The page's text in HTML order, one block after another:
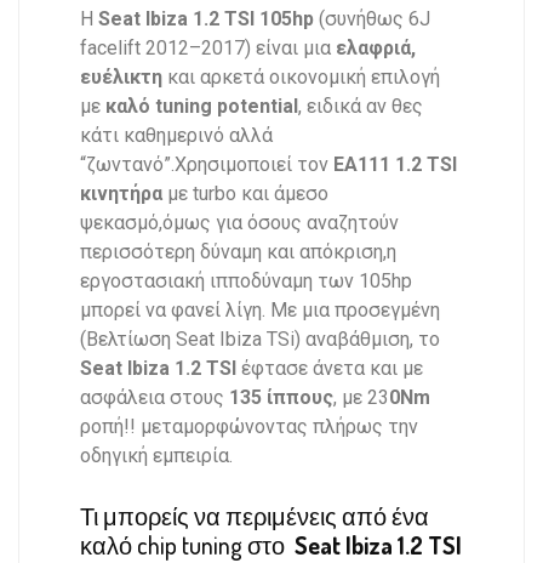
Η Seat Ibiza 1.2 TSI 105hp (συνήθως 6J
facelift 2012–2017) είναι μια ελαφριά,
ευέλικτη και αρκετά οικονομική επιλογή
με καλό tuning potential , ειδικά αν θες
κάτι καθημερινό αλλά
“ζωντανό”.Χρησιμοποιεί τον EA111 1.2 TSI
κινητήρα με turbo και άμεσο
ψεκασμό,όμως για όσους αναζητούν
περισσότερη δύναμη και απόκριση,η
εργοστασιακή ιπποδύναμη των 105hp
μπορεί να φανεί λίγη. Με μια προσεγμένη
(Βελτίωση Seat Ibiza TSi) αναβάθμιση, το
Seat Ibiza 1.2 TSI έφτασε άνετα και με
ασφάλεια στους 135 ίππους, με 230Nm
ροπή!! μεταμορφώνοντας πλήρως την
οδηγική εμπειρία.
Τι μπορείς να περιμένεις από ένα
καλό chip tuning στο Seat Ibiza 1.2 TSI